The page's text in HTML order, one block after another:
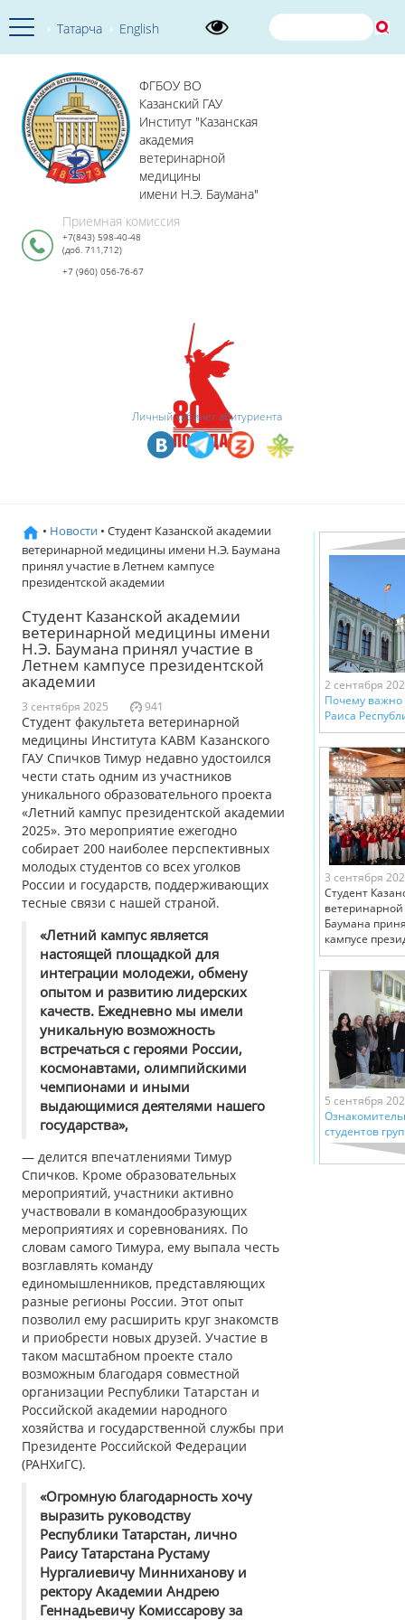
Татарча English
ФГБОУ ВО
Казанский ГАУ
Институт "Казанская
академия
ветеринарной
медицины
имени Н.Э. Баумана"
Приемная комиссия
+7(843) 598-40-48
(доб. 711,712)
+7 (960) 056-76-67
Личный кабинет абитуриента
• Новости • Студент Казанской академии
ветеринарной медицины имени Н.Э. Баумана
принял участие в Летнем кампусе
президентской академии
Студент Казанской академии
ветеринарной медицины имени
Н.Э. Баумана принял участие в
Летнем кампусе президентской
академии
3 сентября 2025 941
Студент факультета ветеринарной
медицины Института КАВМ Казанского
ГАУ Спичков Тимур недавно удостоился
чести стать одним из участников
уникального образовательного проекта
«Летний кампус президентской академии
2025». Это мероприятие ежегодно
собирает 200 наиболее перспективных
молодых студентов со всех уголков
России и государств, поддерживающих
тесные связи с нашей страной.
«Летний кампус является
настоящей площадкой для
интеграции молодежи, обмену
опытом и развитию лидерских
качеств. Ежедневно мы имели
уникальную возможность
встречаться с героями России,
космонавтами, олимпийскими
чемпионами и иными
выдающимися деятелями нашего
государства»,
— делится впечатлениями Тимур
Спичков. Кроме образовательных
мероприятий, участники активно
участвовали в командообразующих
мероприятиях и соревнованиях. По
словам самого Тимура, ему выпала честь
возглавлять команду
единомышленников, представляющих
разные регионы России. Этот опыт
позволил ему расширить круг знакомств
и приобрести новых друзей. Участие в
таком масштабном проекте стало
возможным благодаря совместной
организации Республики Татарстан и
Российской академии народного
хозяйства и государственной службы при
Президенте Российской Федерации
(РАНХиГС).
«Огромную благодарность хочу
выразить руководству
Республики Татарстан, лично
Раису Татарстана Рустаму
Нургалиевичу Минниханову и
ректору Академии Андрею
Геннадьевичу Комиссарову за
2 сентября
Почему важно
Раиса
3 сентября
Студент
Баумана
кампусе
5 сентября
студентов